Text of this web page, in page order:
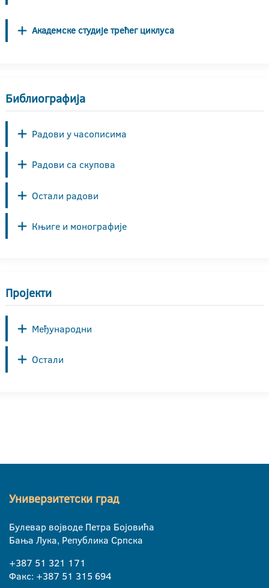
Академске студије трећег циклуса
Библиографија
Радови у часописима
Радови са скупова
Остали радови
Књиге и монографије
Пројекти
Међународни
Остали
Универзитетски град
Булевар војводе Петра Бојовића
Бања Лука, Република Српска
+387 51 321 171
Факс: +387 51 315 694